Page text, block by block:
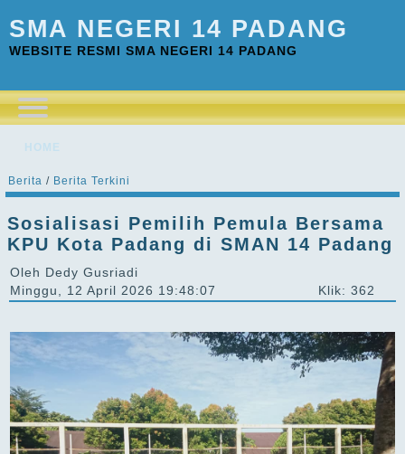
SMA NEGERI 14 PADANG
WEBSITE RESMI SMA NEGERI 14 PADANG
HOME
Berita / Berita Terkini
Sosialisasi Pemilih Pemula Bersama
KPU Kota Padang di SMAN 14 Padang
Oleh Dedy Gusriadi
Minggu, 12 April 2026 19:48:07
Klik: 362